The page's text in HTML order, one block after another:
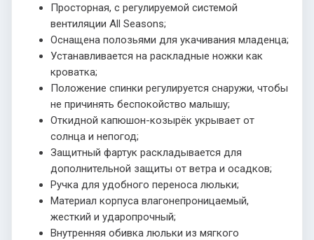
Просторная, с регулируемой системой
вентиляции All Seasons;
Оснащена полозьями для укачивания младенца;
Устанавливается на раскладные ножки как
кроватка;
Положение спинки регулируется снаружи, чтобы
не причинять беспокойство малышу;
Откидной капюшон-козырёк укрывает от
солнца и непогод;
Защитный фартук раскладывается для
дополнительной защиты от ветра и осадков;
Ручка для удобного переноса люльки;
Материал корпуса влагонепроницаемый,
жесткий и ударопрочный;
Внутренняя обивка люльки из мягкого